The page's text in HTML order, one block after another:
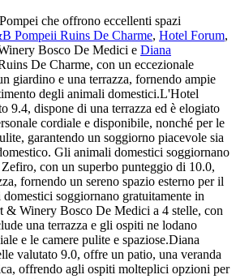
che offrono eccellenti spazi
Pompeii Ruins De Charme, Hotel Forum,
Bosco De Medici e Diana
De Charme, con un eccezionale
giardino e una terrazza, fornendo ampie
degli animali domestici.L'Hotel
9.4, dispone di una terrazza ed è elogiato
cordiale e disponibile, nonché per le
garantendo un soggiorno piacevole sia
Gli animali domestici soggiornano
con un superbo punteggio di 10.0,
fornendo un sereno spazio esterno per il
soggiornano gratuitamente in
& Winery Bosco De Medici a 4 stelle, con
una terrazza e gli ospiti ne lodano
e le camere pulite e spaziose.Diana
valutato 9.0, offre un patio, una veranda
offrendo agli ospiti molteplici opzioni per